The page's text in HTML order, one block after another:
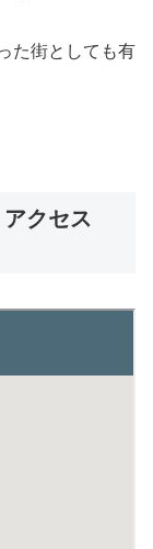
た街としても有
クセス